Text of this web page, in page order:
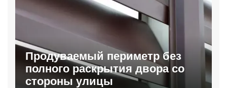
Продуваемый периметр без
полного раскрытия двора со
стороны улицы